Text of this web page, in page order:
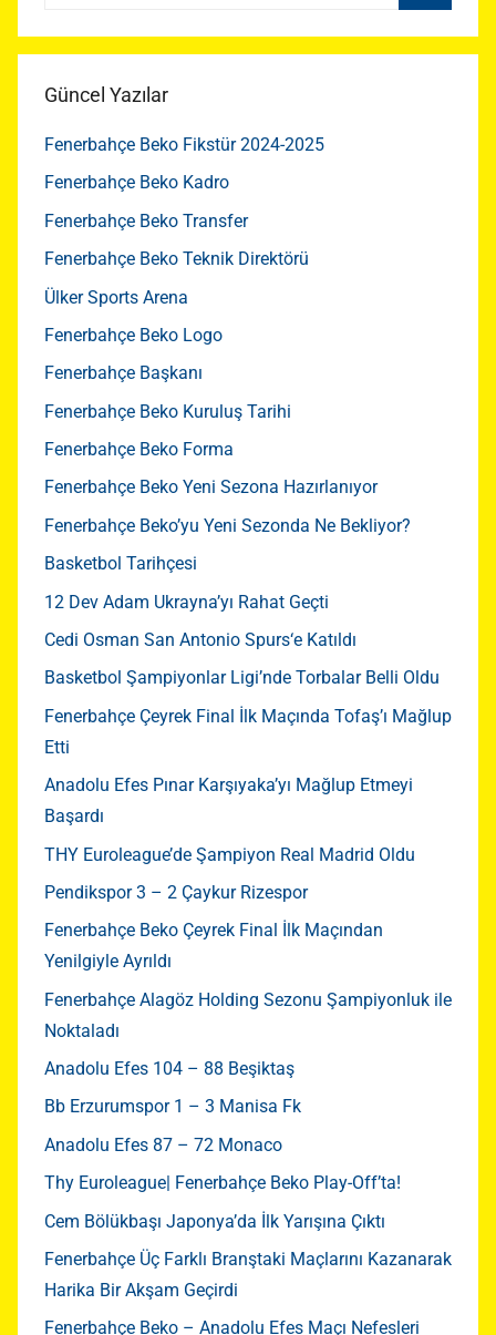
Güncel Yazılar
Fenerbahçe Beko Fikstür 2024-2025
Fenerbahçe Beko Kadro
Fenerbahçe Beko Transfer
Fenerbahçe Beko Teknik Direktörü
Ülker Sports Arena
Fenerbahçe Beko Logo
Fenerbahçe Başkanı
Fenerbahçe Beko Kuruluş Tarihi
Fenerbahçe Beko Forma
Fenerbahçe Beko Yeni Sezona Hazırlanıyor
Fenerbahçe Beko’yu Yeni Sezonda Ne Bekliyor?
Basketbol Tarihçesi
12 Dev Adam Ukrayna’yı Rahat Geçti
Cedi Osman San Antonio Spurs‘e Katıldı
Basketbol Şampiyonlar Ligi’nde Torbalar Belli Oldu
Fenerbahçe Çeyrek Final İlk Maçında Tofaş’ı Mağlup
Etti
Anadolu Efes Pınar Karşıyaka’yı Mağlup Etmeyi
Başardı
THY Euroleague’de Şampiyon Real Madrid Oldu
Pendikspor 3 – 2 Çaykur Rizespor
Fenerbahçe Beko Çeyrek Final İlk Maçından
Yenilgiyle Ayrıldı
Fenerbahçe Alagöz Holding Sezonu Şampiyonluk ile
Noktaladı
Anadolu Efes 104 – 88 Beşiktaş
Bb Erzurumspor 1 – 3 Manisa Fk
Anadolu Efes 87 – 72 Monaco
Thy Euroleague| Fenerbahçe Beko Play-Off’ta!
Cem Bölükbaşı Japonya’da İlk Yarışına Çıktı
Fenerbahçe Üç Farklı Branştaki Maçlarını Kazanarak
Harika Bir Akşam Geçirdi
Fenerbahçe Beko – Anadolu Efes Maçı Nefesleri